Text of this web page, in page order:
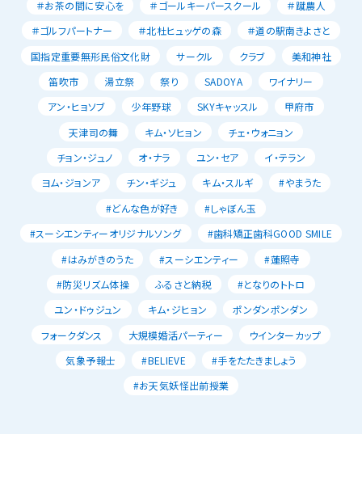
＃お茶の間に安心を
＃ゴールキーパースクール
＃蹴農人
＃ゴルフパートナー
＃北杜ヒュッゲの森
＃道の駅南きよさと
国指定重要無形民俗文化財
サークル クラブ
美和神社
笛吹市
湯立祭 祭り SADOYA
ワイナリー
アン・ヒョソブ
少年野球 SKYキャッスル
甲府市
天津司の舞
キム・ソヒョン
チェ・ウォニョン
チョン・ジュノ
オ・ナラ ユン・セア
イ・テラン
ヨム・ジョンア
チン・ギジュ キム・スルギ
#やまうた
#どんな色が好き
#しゃぼん玉
#スーシエンティーオリジナルソング
#歯科矯正歯科GOOD SMILE
#はみがきのうた
#スーシエンティー
#蓮照寺
#防災リズム体操
ふるさと納税
#となりのトトロ
ユン・ドゥジュン
キム・ジヒョン
ポンダンポンダン
フォークダンス
大規模婚活パーティー
ウインターカップ
気象予報士
#BELIEVE
#手をたたきましょう
#お天気妖怪出前授業